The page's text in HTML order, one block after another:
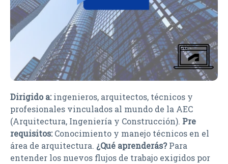
Dirigido a:ingenieros, arquitectos, técnicos y
profesionales vinculados al mundo de la AEC
(Arquitectura, Ingeniería y Construcción). Pre
requisitos:Conocimiento y manejo técnicos en el
área de arquitectura. ¿Qué aprenderás?Para
entender los nuevos flujos de trabajo exigidos por